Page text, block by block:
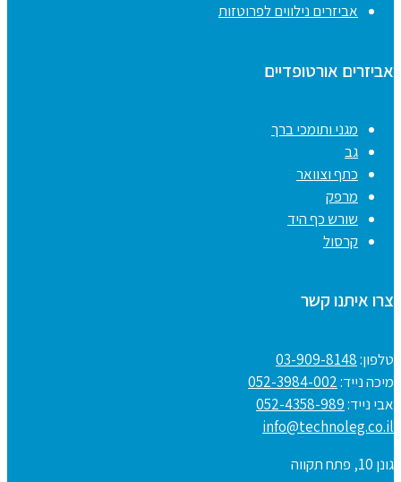
אביזרים נילווים לפרוטזות
אביזרים אורטופדיים
מגני ותומכי ברך
גב
כתף וצוואר
מרפק
שורש כף היד
קרסול
צרו איתנו קשר
טלפון:03-909-8148
מיכה נייד:052-3984-002
אבי נייד:052-4358-989
info@technoleg.co.il
גונן 10, פתח תקווה